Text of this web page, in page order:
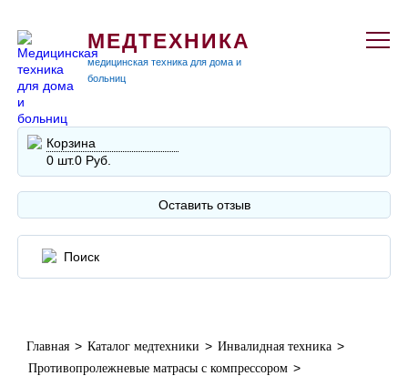
МЕДТЕХНИКА
медицинская техника для дома и
больниц
Корзина
0 шт.0 Руб.
Оставить отзыв
Главная > Каталог медтехники > Инвалидная техника >
Противопролежневые матрасы с компрессором >